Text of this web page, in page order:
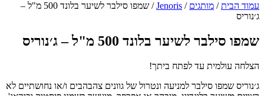
עמוד הבית/ מותגים /
Jenoris
/ שמפו סילבר לשיער בלונד 500 מ"ל –
ג׳נוריס
שמפו סילבר לשיער בלונד 500 מ"ל – ג׳נוריס
הצלחה עולמית עד לפתח ביתך!
ג׳נוריס שמפו סילבר למניעה ונטרול של גוונים צהבהבים ו/או נחושתיים לא